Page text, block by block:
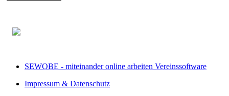
SEWOBE - miteinander online arbeiten Vereinssoftware
Impressum & Datenschutz